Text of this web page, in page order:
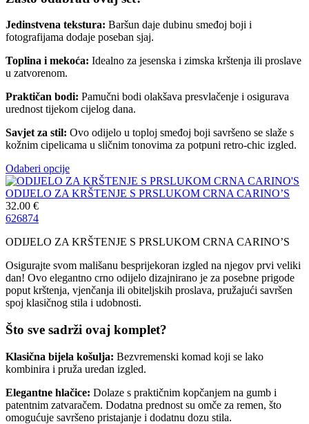
Jedinstvena tekstura: Baršun daje dubinu smeđoj boji i
fotografijama dodaje poseban sjaj.
Toplina i mekoća: Idealno za jesenska i zimska krštenja ili proslave
u zatvorenom.
Praktičan bodi: Pamučni bodi olakšava presvlačenje i osigurava
urednost tijekom cijelog dana.
Savjet za stil: Ovo odijelo u toploj smeđoj boji savršeno se slaže s
kožnim cipelicama u sličnim tonovima za potpuni retro-chic izgled.
Odaberi opcije
ODIJELO ZA KRŠTENJE S PRSLUKOM CRNA CARINO’S
32.00 €
626874
ODIJELO ZA KRŠTENJE S PRSLUKOM CRNA CARINO’S
Osigurajte svom mališanu besprijekoran izgled na njegov prvi veliki
dan! Ovo elegantno crno odijelo dizajnirano je za posebne prigode
poput krštenja, vjenčanja ili obiteljskih proslava, pružajući savršen
spoj klasičnog stila i udobnosti.
Što sve sadrži ovaj komplet?
Klasična bijela košulja: Bezvremenski komad koji se lako
kombinira i pruža uredan izgled.
Elegantne hlačice: Dolaze s praktičnim kopčanjem na gumb i
patentnim zatvaračem. Dodatna prednost su omče za remen, što
omogućuje savršeno pristajanje i dodatnu dozu stila.